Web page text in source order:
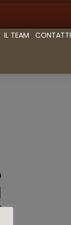
IL TEAM CONTATTI